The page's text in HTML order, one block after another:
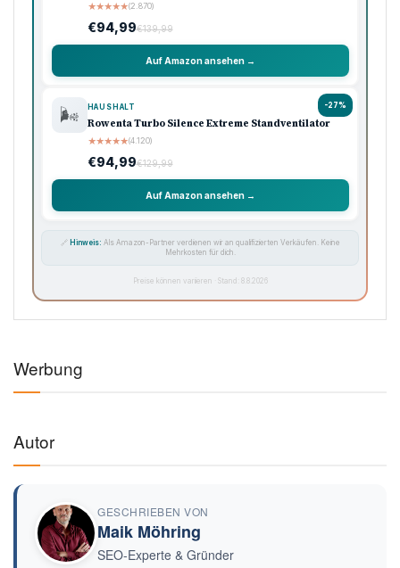
★★★★★(2.870)
€94,99€139,99
Auf Amazon ansehen →
-27%
🌬️ HAUSHALT
Rowenta Turbo Silence Extreme Standventilator
★★★★★(4.120)
€94,99€129,99
Auf Amazon ansehen →
🔗 Hinweis: Als Amazon-Partner verdienen wir an qualifizierten Verkäufen. Keine
Mehrkosten für dich.
Preise können variieren · Stand: 8.8.2026
Werbung
Autor
GESCHRIEBEN VON
Maik Möhring
SEO-Experte & Gründer